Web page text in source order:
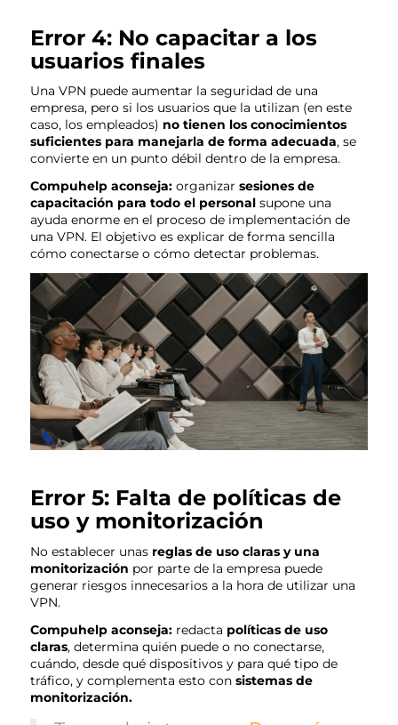
Error 4: No capacitar a los
usuarios finales
Una VPN puede aumentar la seguridad de una
empresa, pero si los usuarios que la utilizan (en este
caso, los empleados) no tienen los conocimientos
suficientes para manejarla de forma adecuada, se
convierte en un punto débil dentro de la empresa.
Compuhelp aconseja:organizar sesiones de
capacitación para todo el personalsupone una
ayuda enorme en el proceso de implementación de
una VPN. El objetivo es explicar de forma sencilla
cómo conectarse o cómo detectar problemas.
Error 5: Falta de políticas de
uso y monitorización
No establecer unas reglas de uso claras y una
monitorización por parte de la empresa puede
generar riesgos innecesarios a la hora de utilizar una
VPN.
Compuhelp aconseja:redacta políticas de uso
claras, determina quién puede o no conectarse,
cuándo, desde qué dispositivos y para qué tipo de
tráfico, y complementa esto con sistemas de
monitorización.